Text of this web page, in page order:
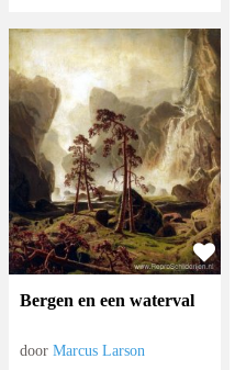
Bergen en een waterval
doorMarcus Larson